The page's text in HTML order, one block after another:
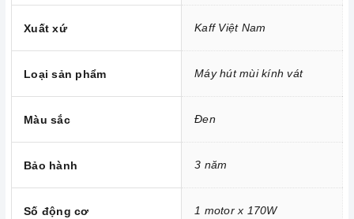
Công nghệ hiện đại
Xuất xứ Kaff Việt Nam
Loại sản phẩm Máy hút mùi kính vát
Màu sắc Đen
Bảo hành 3 năm
Số động cơ 1 motor x 170W